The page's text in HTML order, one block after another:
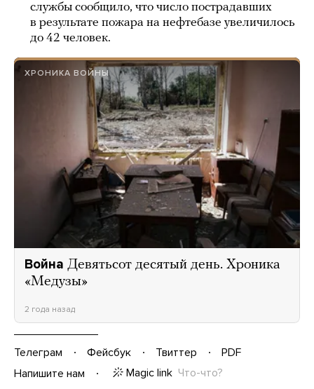
службы сообщило, что число пострадавших
в результате пожара на нефтебазе увеличилось
до 42 человек.
ХРОНИКА ВОЙНЫ
Война Девятьсот десятый день. Хроника
«Медузы»
2 года назад
Телеграм Фейсбук Твиттер
PDF
Напишите нам
Magic link Что-что?